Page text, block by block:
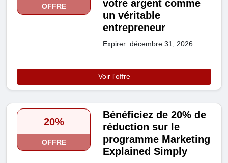
OFFRE
votre argent comme
un véritable
entrepreneur
Expirer: décembre 31, 2026
Voir l'offre
20%
OFFRE
Bénéficiez de 20% de
réduction sur le
programme Marketing
Explained Simply